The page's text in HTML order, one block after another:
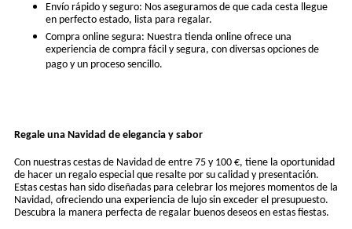
Envío rápido y seguro: Nos aseguramos de que cada cesta llegue
en perfecto estado, lista para regalar.
Compra online segura: Nuestra tienda online ofrece una
experiencia de compra fácil y segura, con diversas opciones de
pago y un proceso sencillo.
Regale una Navidad de elegancia y sabor
Con nuestras cestas de Navidad de entre 75 y 100 €, tiene la oportunidad
de hacer un regalo especial que resalte por su calidad y presentación.
Estas cestas han sido diseñadas para celebrar los mejores momentos de la
Navidad, ofreciendo una experiencia de lujo sin exceder el presupuesto.
Descubra la manera perfecta de regalar buenos deseos en estas fiestas.